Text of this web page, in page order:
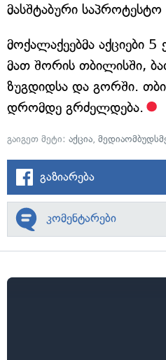
მასშტაბური საპროტესტო
მოქალაქეებმა აქციები
მათ შორის თბილისში,
ზუგდიდსა და გორში.
დრომდე გრძელდება.
გაიგეთ მეტი: აქცია,
გაზიარება
კომენტარები